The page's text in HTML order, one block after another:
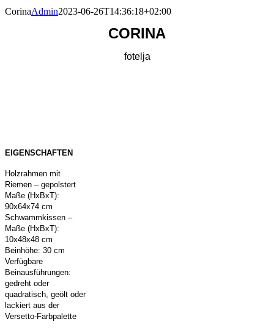
CorinaAdmin2023-06-26T14:36:18+02:00
CORINA
fotelja
EIGENSCHAFTEN
Holzrahmen mit
Riemen – gepolstert
Maße (HxBxT):
90x64x74 cm
Schwammkissen –
Maße (HxBxT):
10x48x48 cm
Beinhöhe: 30 cm
Verfügbare
Beinausführungen:
gedreht oder
quadratisch, geölt oder
lackiert aus der
Versetto-Farbpalette